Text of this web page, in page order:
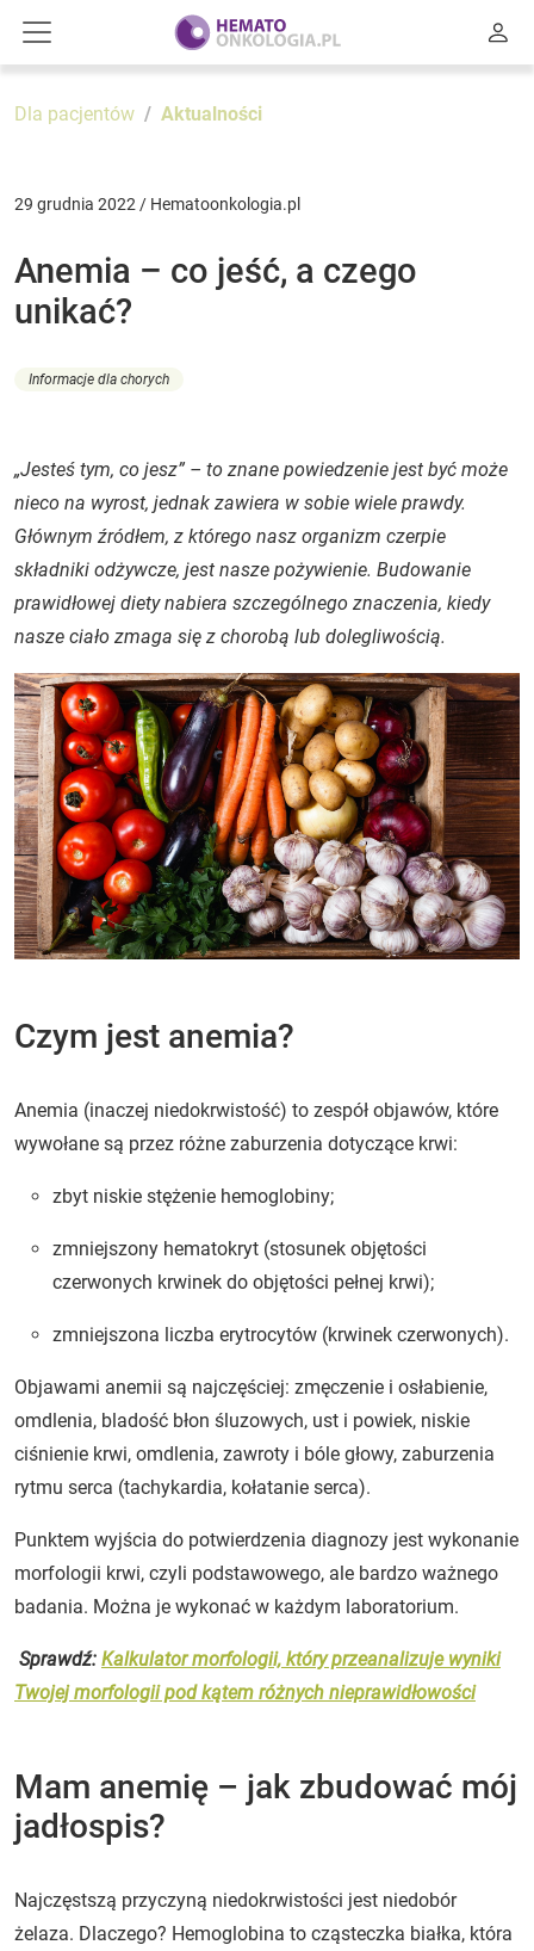
Dla pacjentów Aktualności
29 grudnia 2022 / Hematoonkologia.pl
Anemia – co jeść, a czego
unikać?
Informacje dla chorych
„Jesteś tym, co jesz” – to znane powiedzenie jest być może
nieco na wyrost, jednak zawiera w sobie wiele prawdy.
Głównym źródłem, z którego nasz organizm czerpie
składniki odżywcze, jest nasze pożywienie. Budowanie
prawidłowej diety nabiera szczególnego znaczenia, kiedy
nasze ciało zmaga się z chorobą lub dolegliwością.
Czym jest anemia?
Anemia (inaczej niedokrwistość) to zespół objawów, które
wywołane są przez różne zaburzenia dotyczące krwi:
zbyt niskie stężenie hemoglobiny;
zmniejszony hematokryt (stosunek objętości
czerwonych krwinek do objętości pełnej krwi);
zmniejszona liczba erytrocytów (krwinek czerwonych).
Objawami anemii są najczęściej: zmęczenie i osłabienie,
omdlenia, bladość błon śluzowych, ust i powiek, niskie
ciśnienie krwi, omdlenia, zawroty i bóle głowy, zaburzenia
rytmu serca (tachykardia, kołatanie serca).
Punktem wyjścia do potwierdzenia diagnozy jest wykonanie
morfologii krwi, czyli podstawowego, ale bardzo ważnego
badania. Można je wykonać w każdym laboratorium.
Sprawdź: Kalkulator morfologii, który przeanalizuje wyniki
Twojej morfologii pod kątem różnych nieprawidłowości
Mam anemię – jak zbudować mój
jadłospis?
Najczęstszą przyczyną niedokrwistości jest niedobór
żelaza. Dlaczego? Hemoglobina to cząsteczka białka, która